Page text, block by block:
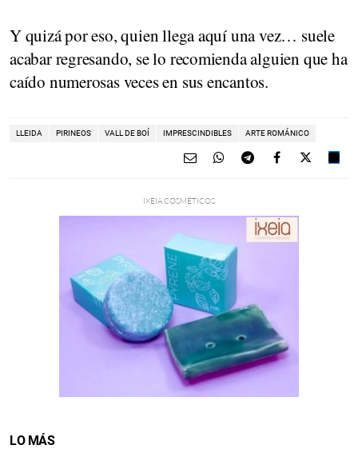
Y quizá por eso, quien llega aquí una vez… suele
acabar regresando, se lo recomienda alguien que ha
caído numerosas veces en sus encantos.
LLEIDA PIRINEOS VALL DE BOÍ IMPRESCINDIBLES ARTE ROMÁNICO
LO MÁS